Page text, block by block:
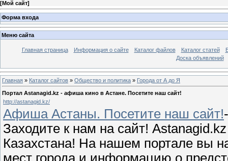
[Мой сайт]
Форма входа
Меню сайта
Главная страница Информация о сайте Каталог файлов Каталог статей
Доска объявлений
Главная » Каталог сайтов » Общество и политика » Города от А до Я
Портал Astanagid.kz - афиша кино в Астане. Посетите наш сайт!
http://astanagid.kz/
Афиша Астаны. Посетите наш сайт!
Заходите к нам на сайт!
Казахстана! На нашем портале вы
мест города и информацию о